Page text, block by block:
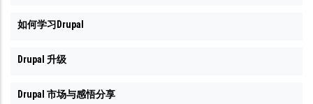
如何学习Drupal
Drupal 升级
Drupal 市场与感悟分享